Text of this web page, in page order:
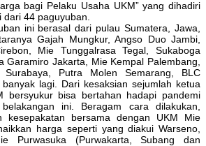
bagi Pelaku Usaha UKM” yang dihadiri
44 paguyuban.
ini berasal dari pulau Sumatera, Jawa,
Gajah Mungkur, Angso Duo Jambi,
Mie Tunggalrasa Tegal, Sukaboga
Garamiro Jakarta, Mie Kempal Palembang,
Putra Molen Semarang, BLC
lagi. Dari kesaksian sejumlah ketua
bersyukur bisa bertahan hadapi pandemi
ini. Beragam cara dilakukan,
kesepakatan bersama dengan UKM Mie
harga seperti yang diakui Warseno,
Purwasuka (Purwakarta, Subang dan